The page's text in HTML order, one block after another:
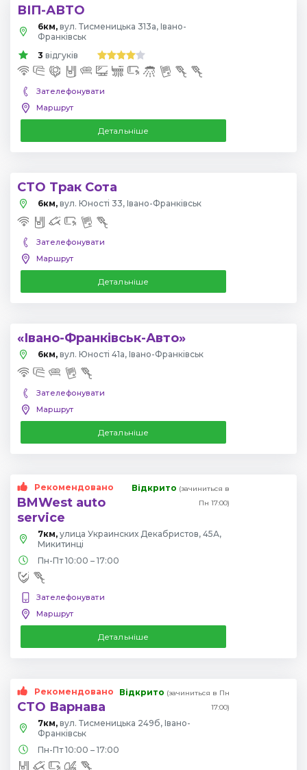
ВІП-АВТО
6км, вул. Тисменицька 313а, Івано-
Франківськ
3 відгуків
Зателефонувати
Маршрут
Детальніше
СТО Трак Сота
6км, вул. Юності 33, Івано-Франківськ
Зателефонувати
Маршрут
Детальніше
«Івано-Франківськ-Авто»
6км, вул. Юності 41a, Івано-Франківськ
Зателефонувати
Маршрут
Детальніше
Рекомендовано
BMWest auto
service
Відкрито (зачиниться в
Пн 17:00)
7км, улица Украинских Декабристов, 45А,
Микитинці
Пн-Пт 10:00 – 17:00
Зателефонувати
Маршрут
Детальніше
Рекомендовано
СТО Варнава
Відкрито (зачиниться в Пн
17:00)
7км, вул. Тисменицька 249б, Івано-
Франківськ
Пн-Пт 10:00 – 17:00